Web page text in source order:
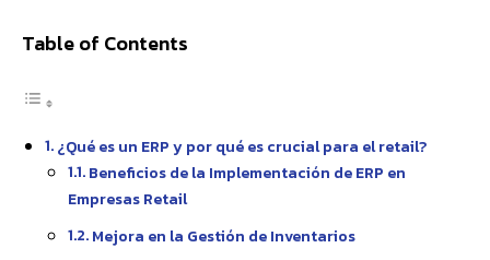
Table of Contents
¿Qué es un ERP y por qué es crucial para el retail?
Beneficios de la Implementación de ERP en
Empresas Retail
Mejora en la Gestión de Inventarios